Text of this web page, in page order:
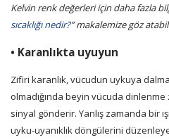
Kelvin renk değerleri için daha fazla
sıcaklığı nedir?” makalemize göz
• Karanlıkta uyuyun
Zifiri karanlık, vücudun uykuya
olmadığında beyin vücuda
sinyal gönderir. Yanlış zamanda bir
uyku-uyanıklık döngülerini